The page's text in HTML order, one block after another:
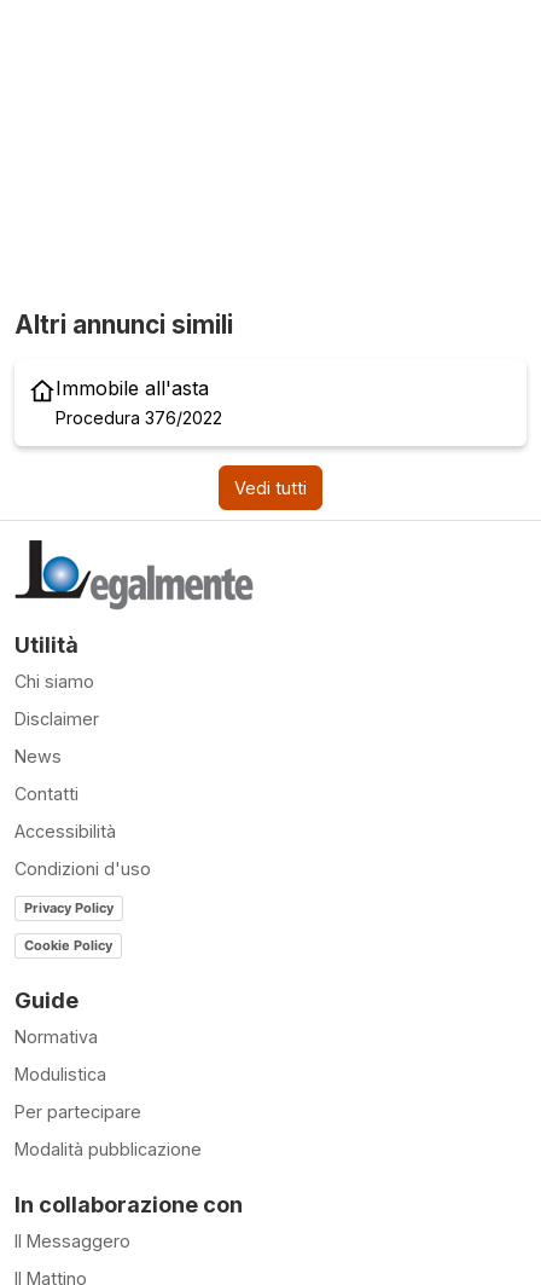
Altri annunci simili
Immobile all'asta
Procedura 376/2022
Vedi tutti
Utilità
Chi siamo
Disclaimer
News
Contatti
Accessibilità
Condizioni d'uso
Privacy Policy
Cookie Policy
Guide
Normativa
Modulistica
Per partecipare
Modalità pubblicazione
In collaborazione con
Il Messaggero
Il Mattino